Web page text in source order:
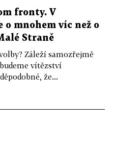
fronty. V
mnohem víc než o
Straně
Záleží samozřejmě
vítězství
že...